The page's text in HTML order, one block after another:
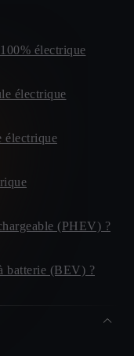
électrique
électrique
électrique
(PHEV) ?
batterie (BEV) ?